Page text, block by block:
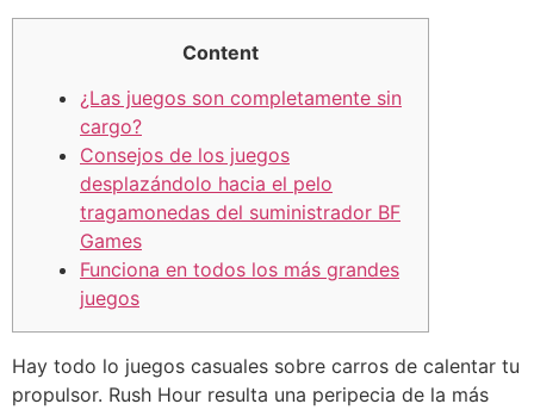
Content
¿Las juegos son completamente sin
cargo?
Consejos de los juegos
desplazándolo hacia el pelo
tragamonedas del suministrador BF
Games
Funciona en todos los más grandes
juegos
Hay todo lo juegos casuales sobre carros de calentar tu
propulsor. Rush Hour resulta una peripecia de la más